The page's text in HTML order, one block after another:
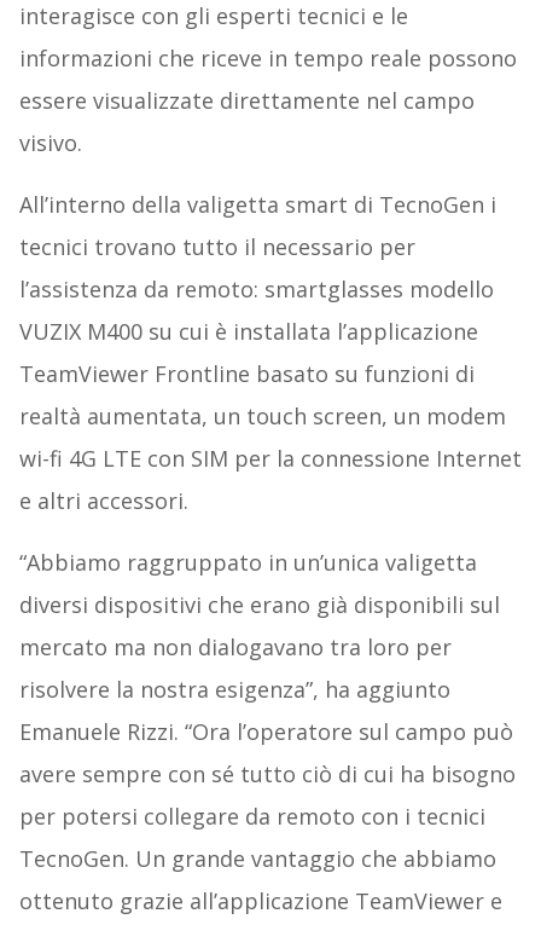
interagisce con gli esperti tecnici e le
informazioni che riceve in tempo reale possono
essere visualizzate direttamente nel campo
visivo.
All’interno della valigetta smart di TecnoGen i
tecnici trovano tutto il necessario per
l’assistenza da remoto: smartglasses modello
VUZIX M400 su cui è installata l’applicazione
TeamViewer Frontline basato su funzioni di
realtà aumentata, un touch screen, un modem
wi-fi 4G LTE con SIM per la connessione Internet
e altri accessori.
“Abbiamo raggruppato in un’unica valigetta
diversi dispositivi che erano già disponibili sul
mercato ma non dialogavano tra loro per
risolvere la nostra esigenza”, ha aggiunto
Emanuele Rizzi. “Ora l’operatore sul campo può
avere sempre con sé tutto ciò di cui ha bisogno
per potersi collegare da remoto con i tecnici
TecnoGen. Un grande vantaggio che abbiamo
ottenuto grazie all’applicazione TeamViewer e